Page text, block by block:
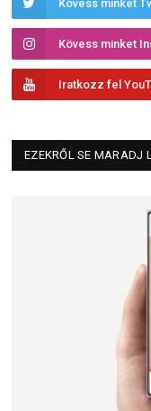
Kövess minket
Kövess minket
Iratkozz fel
EZEKRŐL SE MARADJ